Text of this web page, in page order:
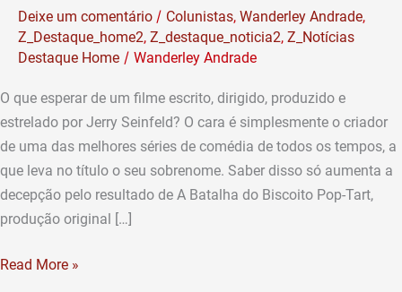
Deixe um comentário / Colunistas, Wanderley Andrade,
Z_Destaque_home2, Z_destaque_noticia2, Z_Notícias
Destaque Home / Wanderley Andrade
O que esperar de um filme escrito, dirigido, produzido e
estrelado por Jerry Seinfeld? O cara é simplesmente o criador
de uma das melhores séries de comédia de todos os tempos, a
que leva no título o seu sobrenome. Saber disso só aumenta a
decepção pelo resultado de A Batalha do Biscoito Pop-Tart,
produção original […]
Read More »